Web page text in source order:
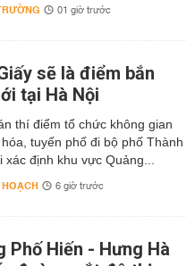
01 giờ trước
sẽ là điểm bắn
tại Hà Nội
thí điểm tổ chức không gian
tuyến phố đi bộ phố Thành
xác định khu vực Quảng...
6 giờ trước
Phố Hiến - Hưng Hà